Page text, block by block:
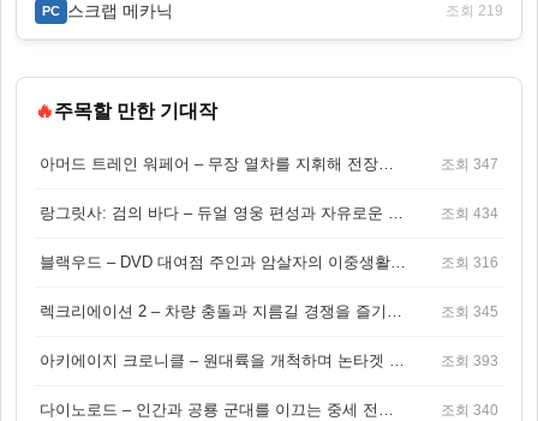
PC 스크랩 메카닉 조회 219
🔥주목할 만한 기대작
아머드 트레인 워페어 – 무장 열차를 지휘해 전장을 돌파하는 생존 전투 게임 조회 347
랑그릿사: 검의 바다 – 듀얼 영웅 편성과 자유로운 탐험을 결합한 판타지 전략 RPG 조회 434
블랙우드 – DVD 대여점 주인과 암살자의 이중생활을 그린 3인칭 액션 스릴러 게임 조회 316
렉크리에이션 2 – 차량 충돌과 지름길 경쟁을 즐기는 오픈월드 아케이드 레이싱 게임 조회 345
아키에이지 크로니클 – 원대륙을 개척하며 논타겟 전투를 즐기는 오픈월드 MMORPG 조회 393
다이노로드 – 인간과 공룡 군대를 이끄는 중세 전략 액션 RPG 조회 340